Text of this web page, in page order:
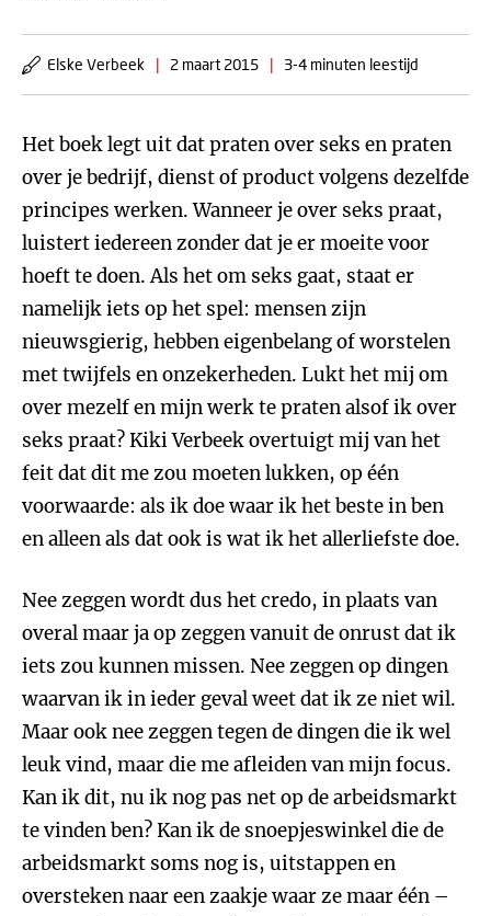
Elske Verbeek | 2 maart 2015 | 3-4 minuten leestijd
Het boek legt uit dat praten over seks en praten
over je bedrijf, dienst of product volgens dezelfde
principes werken. Wanneer je over seks praat,
luistert iedereen zonder dat je er moeite voor
hoeft te doen. Als het om seks gaat, staat er
namelijk iets op het spel: mensen zijn
nieuwsgierig, hebben eigenbelang of worstelen
met twijfels en onzekerheden. Lukt het mij om
over mezelf en mijn werk te praten alsof ik over
seks praat? Kiki Verbeek overtuigt mij van het
feit dat dit me zou moeten lukken, op één
voorwaarde: als ik doe waar ik het beste in ben
en alleen als dat ook is wat ik het allerliefste doe.
Nee zeggen wordt dus het credo, in plaats van
overal maar ja op zeggen vanuit de onrust dat ik
iets zou kunnen missen. Nee zeggen op dingen
waarvan ik in ieder geval weet dat ik ze niet wil.
Maar ook nee zeggen tegen de dingen die ik wel
leuk vind, maar die me afleiden van mijn focus.
Kan ik dit, nu ik nog pas net op de arbeidsmarkt
te vinden ben? Kan ik de snoepjeswinkel die de
arbeidsmarkt soms nog is, uitstappen en
oversteken naar een zaakje waar ze maar één –